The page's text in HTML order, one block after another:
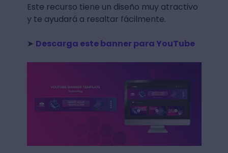
Este recurso tiene un diseño muy atractivo
y te ayudará a resaltar fácilmente.
➤ Descarga este banner para YouTube